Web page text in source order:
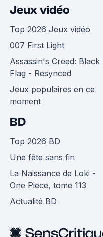
Jeux vidéo
Top 2026 Jeux vidéo
007 First Light
Assassin's Creed: Black
Flag - Resynced
Jeux populaires en ce
moment
BD
Top 2026 BD
Une fête sans fin
La Naissance de Loki -
One Piece, tome 113
Actualité BD